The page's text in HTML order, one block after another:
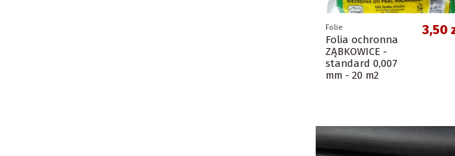
Folie
Folia ochronna
ZĄBKOWICE -
standard 0,007
mm - 20 m2
3,50